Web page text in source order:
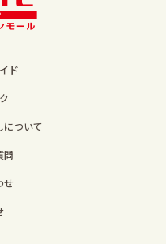
ド
について
問
せ